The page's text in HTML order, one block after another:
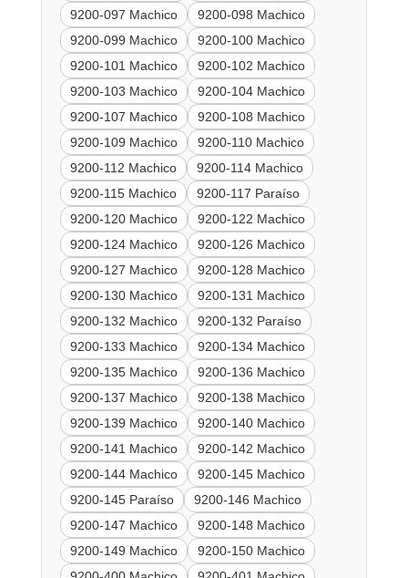
9200-097 Machico
9200-098 Machico
9200-099 Machico
9200-100 Machico
9200-101 Machico
9200-102 Machico
9200-103 Machico
9200-104 Machico
9200-107 Machico
9200-108 Machico
9200-109 Machico
9200-110 Machico
9200-112 Machico
9200-114 Machico
9200-115 Machico
9200-117 Paraíso
9200-120 Machico
9200-122 Machico
9200-124 Machico
9200-126 Machico
9200-127 Machico
9200-128 Machico
9200-130 Machico
9200-131 Machico
9200-132 Machico
9200-132 Paraíso
9200-133 Machico
9200-134 Machico
9200-135 Machico
9200-136 Machico
9200-137 Machico
9200-138 Machico
9200-139 Machico
9200-140 Machico
9200-141 Machico
9200-142 Machico
9200-144 Machico
9200-145 Machico
9200-145 Paraíso
9200-146 Machico
9200-147 Machico
9200-148 Machico
9200-149 Machico
9200-150 Machico